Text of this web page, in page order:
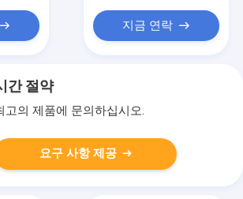
지금 연락
간 절약
고의 제품에 문의하십시오.
요구 사항 제공